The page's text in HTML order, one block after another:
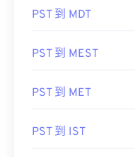
PST 到 MDT
PST 到 MEST
PST 到 MET
PST 到 IST